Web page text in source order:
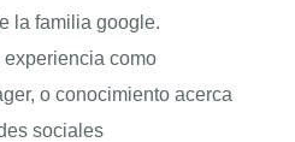
la familia google.
experiencia como
o conocimiento acerca
sociales